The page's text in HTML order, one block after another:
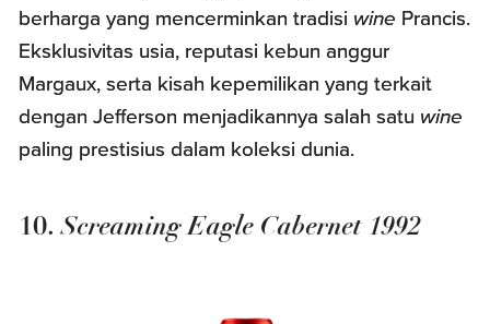
berharga yang mencerminkan tradisi wine Prancis.
Eksklusivitas usia, reputasi kebun anggur
Margaux, serta kisah kepemilikan yang terkait
dengan Jefferson menjadikannya salah satu wine
paling prestisius dalam koleksi dunia.
10.Screaming Eagle Cabernet 1992